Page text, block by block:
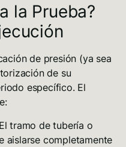
la Prueba?
de presión (ya sea
de su
específico. El
El tramo de tubería o
aislarse completamente